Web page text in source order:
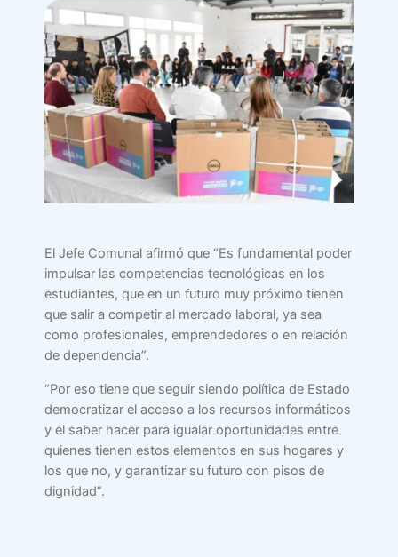
El Jefe Comunal afirmó que “Es fundamental poder
impulsar las competencias tecnológicas en los
estudiantes, que en un futuro muy próximo tienen
que salir a competir al mercado laboral, ya sea
como profesionales, emprendedores o en relación
de dependencia”.
“Por eso tiene que seguir siendo política de Estado
democratizar el acceso a los recursos informáticos
y el saber hacer para igualar oportunidades entre
quienes tienen estos elementos en sus hogares y
los que no, y garantizar su futuro con pisos de
dignidad”.